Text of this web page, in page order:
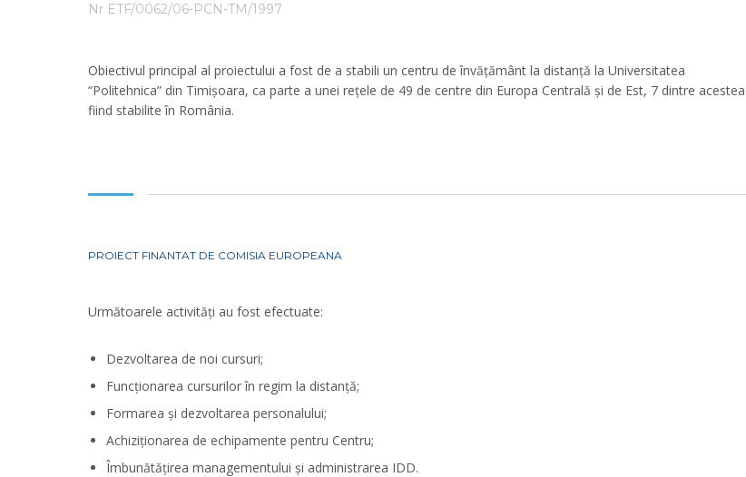
Nr ETF/0062/06-PCN-TM/1997
Obiectivul principal al proiectului a fost de a stabili un centru de învățământ la distanță la Universitatea
“Politehnica” din Timișoara, ca parte a unei rețele de 49 de centre din Europa Centrală și de Est, 7 dintre acestea
fiind stabilite în România.
PROIECT FINANTAT DE COMISIA EUROPEANA
Următoarele activități au fost efectuate:
Dezvoltarea de noi cursuri;
Funcționarea cursurilor în regim la distanță;
Formarea și dezvoltarea personalului;
Achiziționarea de echipamente pentru Centru;
Îmbunătățirea managementului și administrarea IDD.